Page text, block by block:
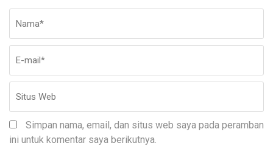
Simpan nama, email, dan situs web saya pada peramban
ini untuk komentar saya berikutnya.